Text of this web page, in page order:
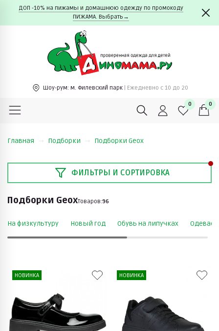
ДОП -10% на пижамы и домашнюю одежду по промокоду
ПИЖАМА. Выбрать→
Шоу-рум: м. Филевский парк | Ежедневно c 10 до 20
0 0
Главная Подборки Подборки Geox
ФИЛЬТРЫ И СОРТИРОВКА
Подборки GeoxТоваров:96
На физкультуру Новый год Обувь на липучках
НОВИНКА НОВИНКА